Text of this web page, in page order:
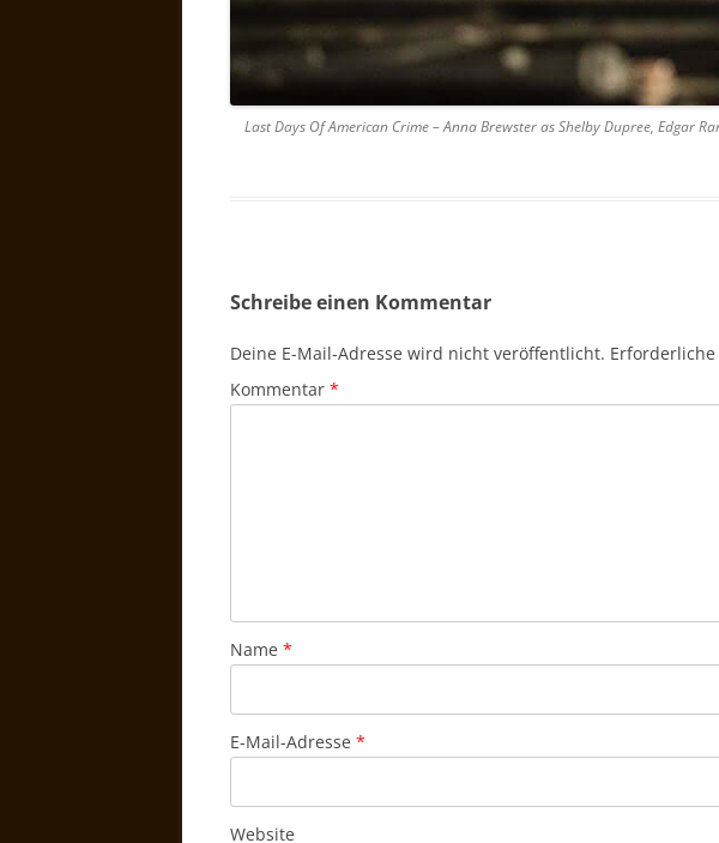
Last Days Of American Crime – Anna Brewster as Shelby Dupree, Edgar
Schreibe einen Kommentar
Deine E-Mail-Adresse wird nicht veröffentlicht.
Kommentar *
Name *
E-Mail-Adresse *
Website